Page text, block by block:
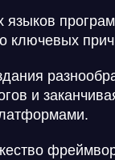
языков
ключевых
и